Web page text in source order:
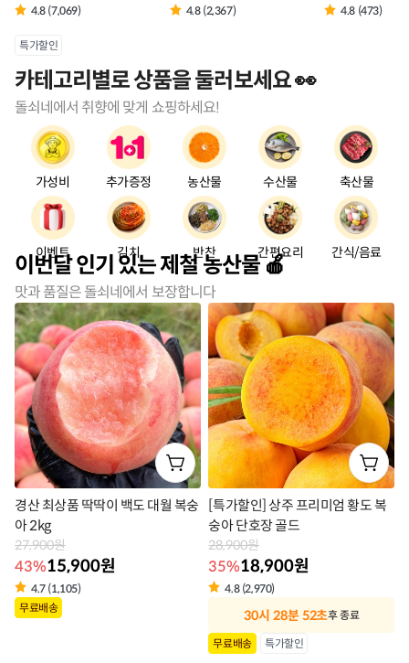
4.8 (7,069)
상
품
라
벨
특가할인
4.8 (2,367) 4.8 (473)
카테고리별로 상품을 둘러보세요 👀️
돌쇠네에서 취향에 맞게 쇼핑하세요!
가성비 추가증정 농산물 수산물 축산물
이벤트 김치 반찬 간편요리 간식/음료
이번달 인기 있는 제철 농산물
맛과 품질은 돌쇠네에서 보장합니다
경산 최상품 딱딱이 백도 대월 복숭
아 2kg
27,900원
43%15,900원
4.7 (1,105)
상
무료배송
[특가할인] 상주 프리미엄 황도 복
숭아 단호장 골드
28,900원
35%18,900원
4.8 (2,970)
30시 28분 49초후 종료
상
무료배송 특가할인